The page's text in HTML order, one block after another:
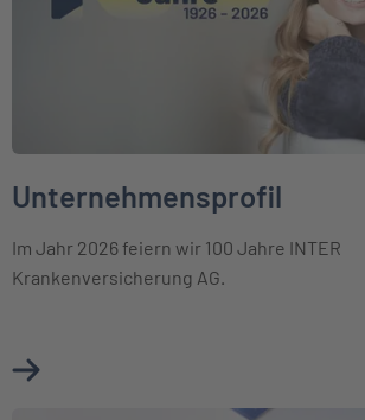
Unternehmensprofil
Im Jahr 2026 feiern wir 100 Jahre INTER
Krankenversicherung AG.
Mehr über Unternehmensprofil erfahren